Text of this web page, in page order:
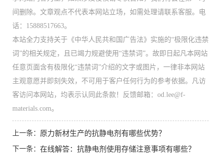
间删除。文章观点不代表本网站立场，如需处理请联系客服。电
话：15888517663。
本站全力支持关于《中华人民共和国广告法》实施的“极限化违禁
词”的相关规定，且已竭力规避使用“违禁词”。故即日起凡本网站
任意页面含有极限化“违禁词”介绍的文字或图片，一律非本网站
主观意愿并即刻失效，不可用于客户任何行为的参考依据。凡访
客访问本网站，均表示认同此条款！反馈邮箱：od.lee@f-
materials.com。
上一条： 原力新材生产的抗静电剂有哪些优势？
下一条： 在线解答：抗静电剂使用存储注意事项有哪些？